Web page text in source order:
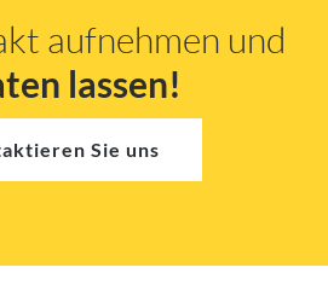
aufnehmen und
lassen!
Sie uns